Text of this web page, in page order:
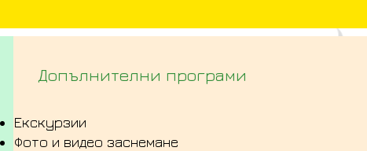
Допълнителни програми
Екскурзии
Фото и видео заснемане